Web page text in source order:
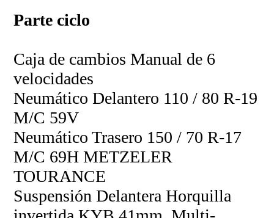
Parte ciclo
Caja de cambios Manual de 6
velocidades
Neumático Delantero 110 / 80 R-19
M/C 59V
Neumático Trasero 150 / 70 R-17
M/C 69H METZELER
TOURANCE
Suspensión Delantera Horquilla